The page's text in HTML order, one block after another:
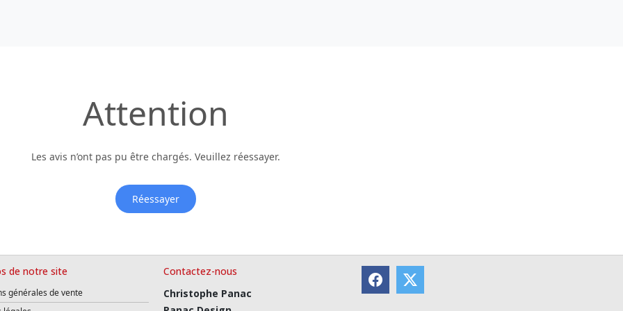
Attention
Les avis n’ont pas pu être chargés. Veuillez réessayer.
Réessayer
de notre site
générales de vente
Contactez-nous
Christophe Panac